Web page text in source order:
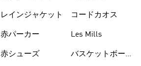
レインジャケット
赤パーカー
赤シューズ
コードカオス
Les Mills
バスケットボール